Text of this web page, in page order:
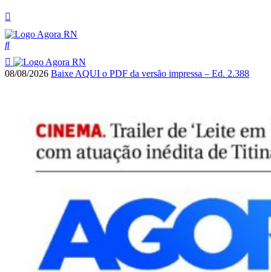
08/08/2026 Baixe AQUI o PDF da versão impressa – Ed. 2.388